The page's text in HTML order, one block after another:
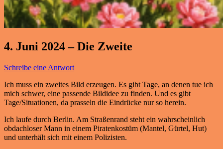
4. Juni 2024 – Die Zweite
Schreibe eine Antwort
Ich muss ein zweites Bild erzeugen. Es gibt Tage, an denen tue ich
mich schwer, eine passende Bildidee zu finden. Und es gibt
Tage/Situationen, da prasseln die Eindrücke nur so herein.
Ich laufe durch Berlin. Am Straßenrand steht ein wahrscheinlich
obdachloser Mann in einem Piratenkostüm (Mantel, Gürtel, Hut)
und unterhält sich mit einem Polizisten.